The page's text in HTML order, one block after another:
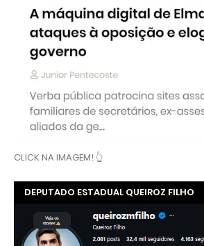
CLICK NA IMAGEM! 👆
DEPUTADO ESTADUAL QUEIROZ FILHO